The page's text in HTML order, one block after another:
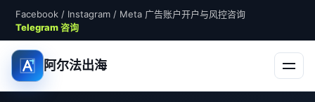
Facebook / Instagram / Meta 广告账户开户与风控咨询
Telegram 咨询
阿尔法出海